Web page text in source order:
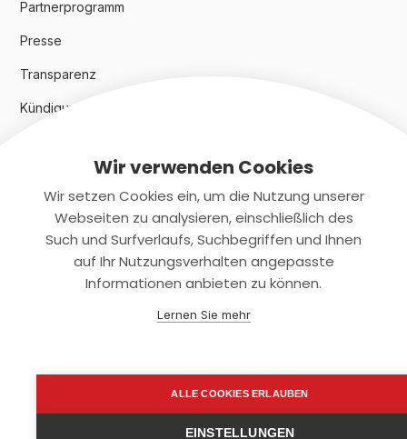
Partnerprogramm
Presse
Transparenz
Kündigungsindex 2024
Rechtliches
Datenschutz
support@smartkuendigen.de
Wir verwenden Cookies
Wir setzen Cookies ein, um die Nutzung unserer
Webseiten zu analysieren, einschließlich des
Such und Surfverlaufs, Suchbegriffen und Ihnen
auf Ihr Nutzungsverhalten angepasste
Informationen anbieten zu können.
Lernen Sie mehr
ALLE COOKIES ERLAUBEN
EINSTELLUNGEN